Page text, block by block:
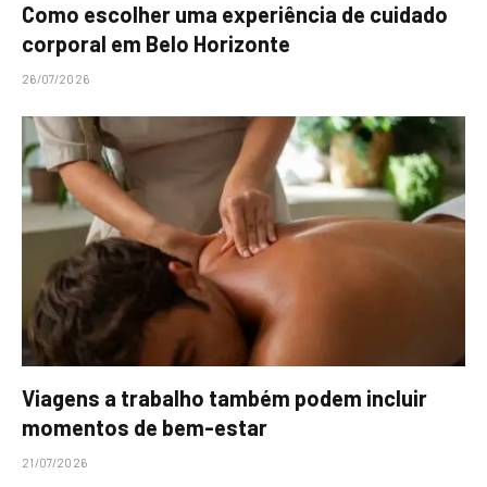
Como escolher uma experiência de cuidado
corporal em Belo Horizonte
26/07/2026
Viagens a trabalho também podem incluir
momentos de bem-estar
21/07/2026